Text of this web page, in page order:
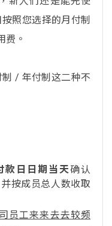
照您选择的月付制
费。
/ 年付制这二种不
款日日期当天确认
按成员总人数收取
员工来来去去较频